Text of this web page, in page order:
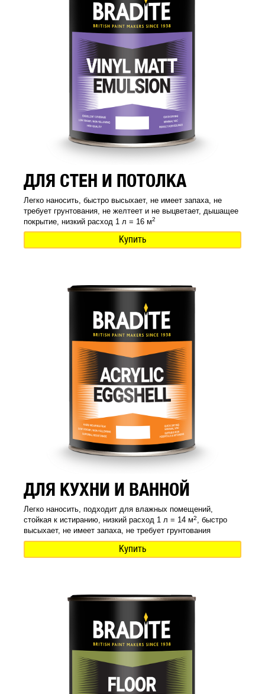
ДЛЯ СТЕН И ПОТОЛКА
Легко наносить, быстро высыхает, не имеет запаха, не
требует грунтования, не желтеет и не выцветает, дышащее
покрытие, низкий расход 1 л = 16 м2
Купить
ДЛЯ КУХНИ И ВАННОЙ
Легко наносить, подходит для влажных помещений,
стойкая к истиранию, низкий расход 1 л = 14 м2, быстро
высыхает, не имеет запаха, не требует грунтования
Купить